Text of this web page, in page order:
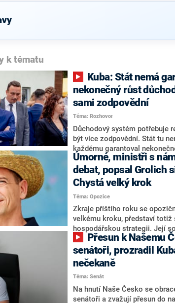
k tématu
nekonečný růst
sami zodpovědní
Téma: Rozhovor
Důchodový systém potřebuje
být více zodpovědní. Stát tu
každému garantoval
Chybí tu nový systém a my ho
hejtman Jihočeského kraje a
Česko Martin Kuba v
V čele státu pak podle něj
střetem zájmů omezoval
dodal. Řešení u Andreje
Úmorné, ministři s
debat, popsal Grolich
Chystá velký krok
Téma: Opozice
Zkraje příštího roku se
velkému kroku, představí totiž
hospodářskou strategii. Její
stárnutí populace, řekl ve
nový předseda lidovců Jan
senátních volbách kandiduje
aktivitu opozice, o níž vládní
komentátoři mluví jako o slabé
úmorná práce upozorňovat na
námi navíc nechodí do debat.
senátoři, prozradil
nečekaně
Téma: Senát
Na hnutí Naše Česko se
senátoři a zvažují přesun do